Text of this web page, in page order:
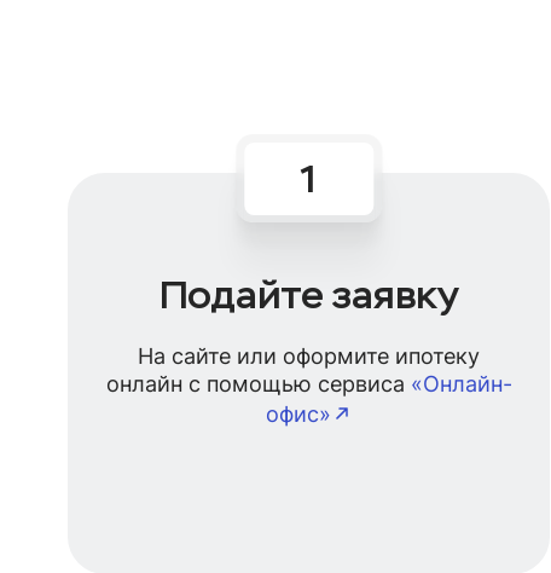
Подайте заявку
На сайте или оформите ипотеку
онлайн с помощью сервиса «Онлайн-
офис»